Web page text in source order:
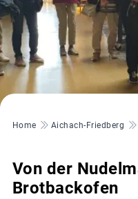
Pfadnavigation
Home Aichach-Friedberg
Von der
Brotbackofen